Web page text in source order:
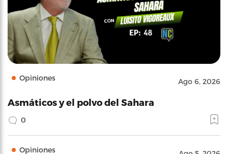
Opiniones Ago 6, 2026
Asmáticos y el polvo del Sahara
0
Opiniones